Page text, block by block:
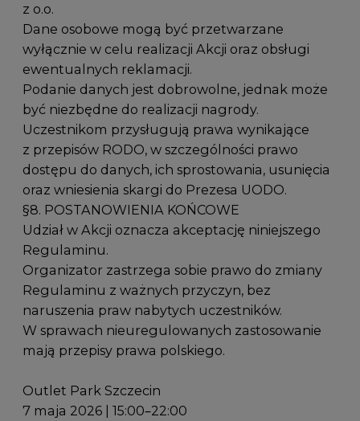
z o.o.
Dane osobowe mogą być przetwarzane
wyłącznie w celu realizacji Akcji oraz obsługi
ewentualnych reklamacji.
Podanie danych jest dobrowolne, jednak może
być niezbędne do realizacji nagrody.
Uczestnikom przysługują prawa wynikające
z przepisów RODO, w szczególności prawo
dostępu do danych, ich sprostowania, usunięcia
oraz wniesienia skargi do Prezesa UODO.
§8. POSTANOWIENIA KOŃCOWE
Udział w Akcji oznacza akceptację niniejszego
Regulaminu.
Organizator zastrzega sobie prawo do zmiany
Regulaminu z ważnych przyczyn, bez
naruszenia praw nabytych uczestników.
W sprawach nieuregulowanych zastosowanie
mają przepisy prawa polskiego.
Outlet Park Szczecin
7 maja 2026 | 15:00–22:00